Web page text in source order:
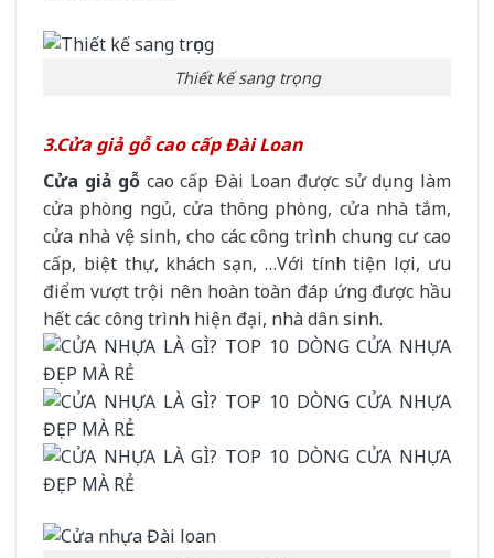
Thiết kế sang trọng
3.Cửa giả gỗ cao cấp Đài Loan
Cửa giả gỗ cao cấp Đài Loan được sử dụng làm
cửa phòng ngủ, cửa thông phòng, cửa nhà tắm,
cửa nhà vệ sinh, cho các công trình chung cư cao
cấp, biệt thự, khách sạn, …Với tính tiện lợi, ưu
điểm vượt trội nên hoàn toàn đáp ứng được hầu
hết các công trình hiện đại, nhà dân sinh.